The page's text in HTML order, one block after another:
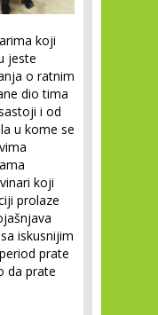
koji
jeste
o ratnim
dio tima
i od
u kome se
koji
prolaze
iskusnijim
prate
da prate